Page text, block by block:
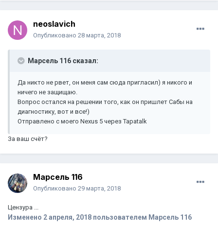
neoslavich
Опубликовано 28 марта, 2018
Марсель 116 сказал:
Да никто не рвет, он меня сам сюда пригласил) я никого и
ничего не защищаю.
Вопрос остался на решении того, как он пришлет Сабы на
диагностику, вот и все!)
Отправлено с моего Nexus 5 через Tapatalk
За ваш счёт?
Марсель 116
Опубликовано 29 марта, 2018
Цензура ...
Изменено 2 апреля, 2018 пользователем Марсель 116